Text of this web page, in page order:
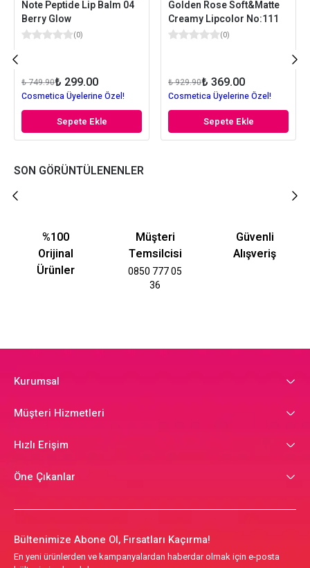
Note Peptide Lip Balm 04
Berry Glow
(0)
₺ 749.90₺ 299.00
Cosmetica Üyelerine Özel!
Sepete Ekle
Golden Rose Soft&Matte
Creamy Lipcolor No:111
(0)
₺ 929.90₺ 369.00
Cosmetica Üyelerine Özel!
Sepete Ekle
SON GÖRÜNTÜLENENLER
%100
Orijinal
Ürünler
Müşteri
Temsilcisi
0850 777 05
36
Güvenli
Alışveriş
Kurumsal
Müşteri Hizmetleri
Hızlı Erişim
Öne Çıkanlar
Bültenimize Abone Ol, Fırsatları Kaçırma!
En yeni ürünlerden ve kampanyalardan haberdar olmak için e-posta